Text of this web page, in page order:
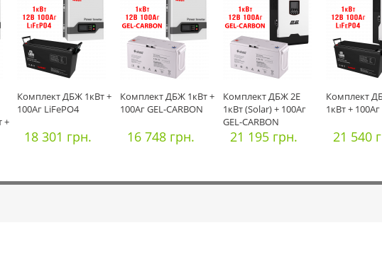
+
Комплект ДБЖ 1кВт +
100Аг LiFePO4
18 301 грн.
Комплект ДБЖ 1кВт +
100Аг GEL-CARBON
16 748 грн.
Комплект ДБЖ 2E
1кВт (Solar) + 100Аг
GEL-CARBON
21 195 грн.
Комплект
1кВт +
21 540